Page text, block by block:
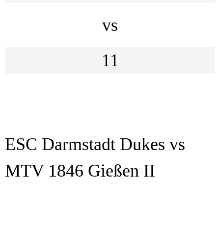
vs
11
ESC Darmstadt Dukes vs
MTV 1846 Gießen II